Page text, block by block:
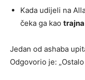
Kada udijeli na
čeka ga kao
Jedan od ashaba
Odgovorio je: